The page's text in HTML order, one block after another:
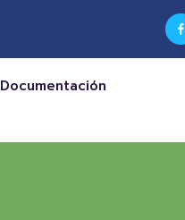
Documentación